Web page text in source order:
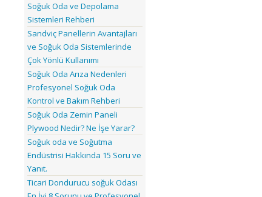
Soğuk Oda ve Depolama
Sistemleri Rehberi
Sandviç Panellerin Avantajları
ve Soğuk Oda Sistemlerinde
Çok Yönlü Kullanımı
Soğuk Oda Arıza Nedenleri
Profesyonel Soğuk Oda
Kontrol ve Bakım Rehberi
Soğuk Oda Zemin Paneli
Plywood Nedir? Ne İşe Yarar?
Soğuk oda ve Soğutma
Endüstrisi Hakkında 15 Soru ve
Yanıt.
Ticari Dondurucu soğuk Odası